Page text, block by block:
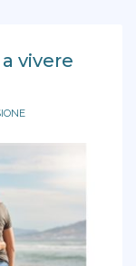
vivere